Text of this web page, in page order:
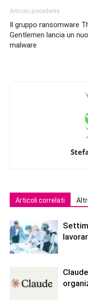
Articolo precedente
Il gruppo ransomware
Gentlemen lancia un
malware
Articoli correlati